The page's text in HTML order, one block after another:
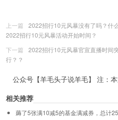
上一篇
2022招行10元风暴没有了吗？什
2022招行10元风暴活动开始时间？
下一篇
2022招行10元风暴官宣直播时间
行？？
公众号【羊毛头子说羊毛】 注：
相关推荐
薅了5张满10减5的基金满减券，总计